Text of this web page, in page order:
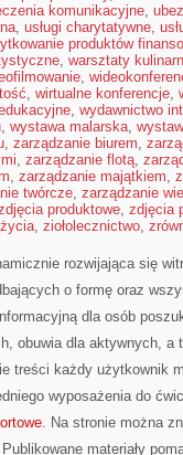
komunikacyjne,
, usługi charytatywne,
produktów
, warsztaty
,
, wirtualne konferencje,
, wydawnictwo
, wystawa malarska,
, zarządzanie biurem,
, zarządzanie flotą,
, zarządzanie majątkiem,
twórcze, zarządzanie
produktowe, zdjęcia
, ziołolecznictwo,
rozwijająca się
o formę oraz
dla osób
obuwia dla aktywnych, a
treści każdy użytkownik
wyposażenia do
. Na stronie można
materiały